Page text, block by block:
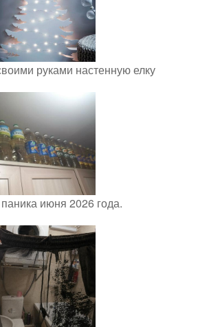
руками настенную елку
июня 2026 года.